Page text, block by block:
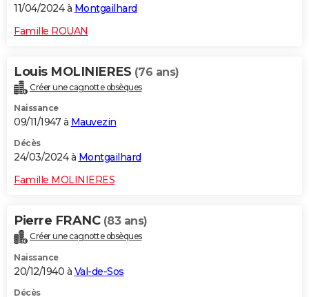
11/04/2024 à Montgailhard
Famille ROUAN
Louis MOLINIERES (76 ans)
Créer une cagnotte obsèques
Naissance
09/11/1947 à Mauvezin
Décès
24/03/2024 à Montgailhard
Famille MOLINIERES
Pierre FRANC (83 ans)
Créer une cagnotte obsèques
Naissance
20/12/1940 à Val-de-Sos
Décès